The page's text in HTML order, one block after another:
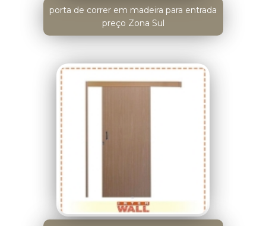
porta de correr em madeira para entrada
preço Zona Sul